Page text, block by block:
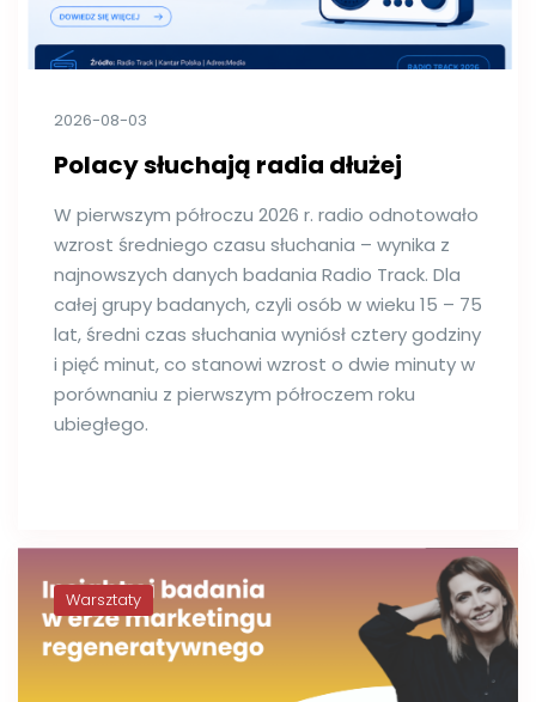
2026-08-03
Polacy słuchają radia dłużej
W pierwszym półroczu 2026 r. radio odnotowało
wzrost średniego czasu słuchania – wynika z
najnowszych danych badania Radio Track. Dla
całej grupy badanych, czyli osób w wieku 15 – 75
lat, średni czas słuchania wyniósł cztery godziny
i pięć minut, co stanowi wzrost o dwie minuty w
porównaniu z pierwszym półroczem roku
ubiegłego.
Warsztaty